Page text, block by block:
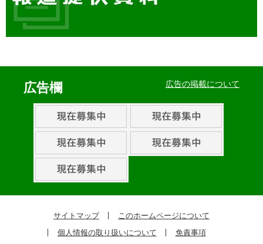
広告欄 広告の掲載について
サイトマップ
このホームページについて
個人情報の取り扱いについて
免責事項